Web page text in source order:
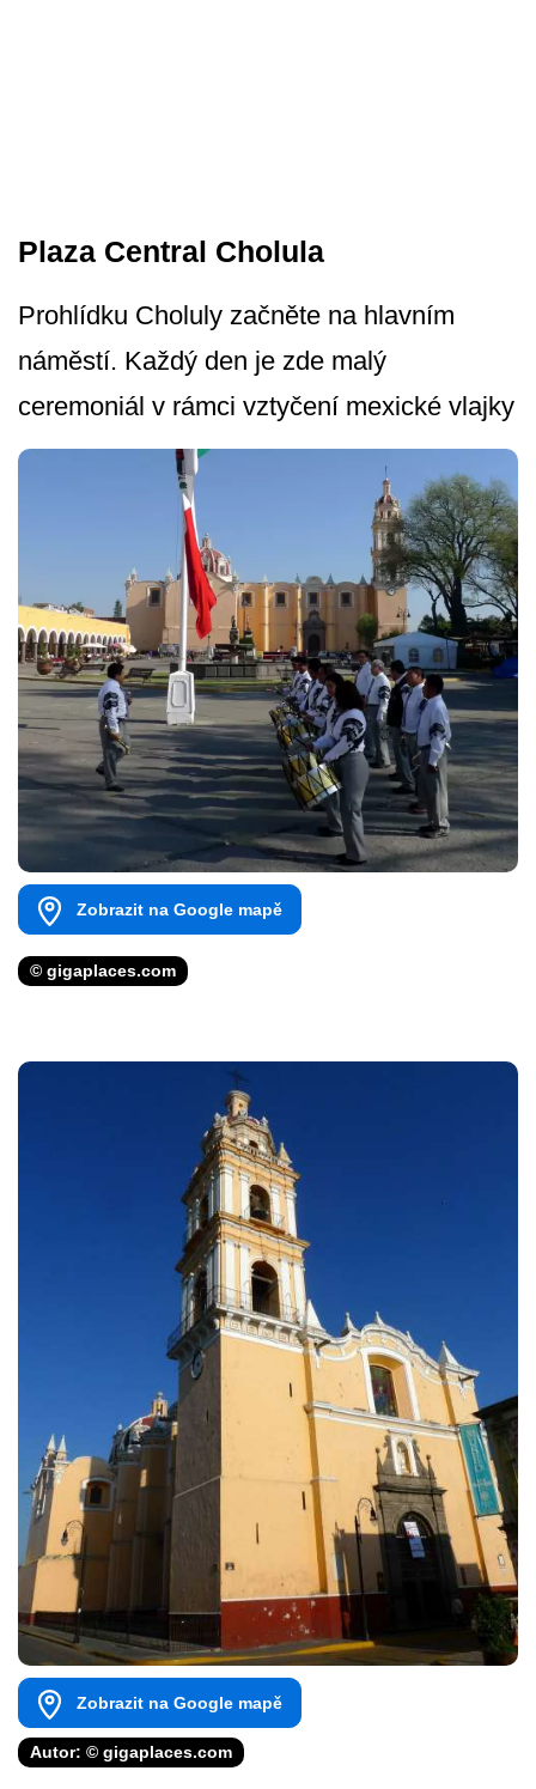
Plaza Central Cholula
Prohlídku Choluly začněte na hlavním
náměstí. Každý den je zde malý
ceremoniál v rámci vztyčení mexické vlajky
Zobrazit na Google mapě
© gigaplaces.com
Zobrazit na Google mapě
Autor: © gigaplaces.com